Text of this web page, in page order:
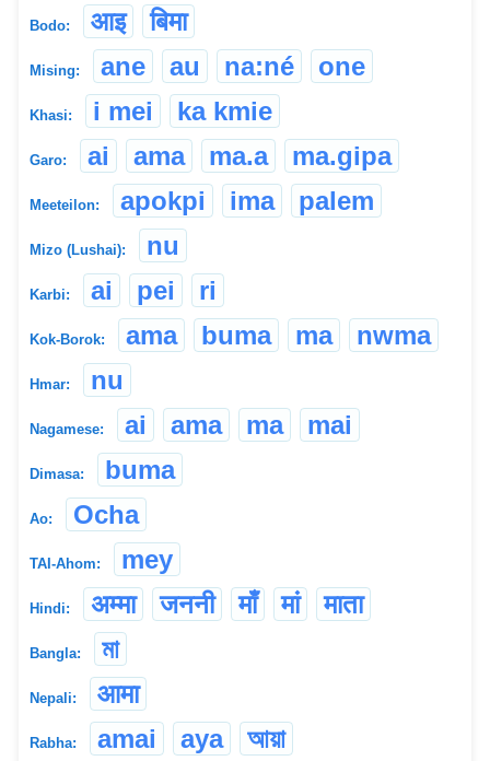
Bodo: आइ बिमा
Mising: ane au na:né one
Khasi: i mei ka kmie
Garo: ai ama ma.a ma.gipa
Meeteilon: apokpi ima palem
Mizo (Lushai): nu
Karbi: ai pei ri
Kok-Borok: ama buma ma nwma
Hmar: nu
Nagamese: ai ama ma mai
Dimasa: buma
Ao: Ocha
TAI-Ahom: mey
Hindi: अम्मा जननी माँ मां माता
Bangla: মা
Nepali: आमा
Rabha: amai aya আয়া